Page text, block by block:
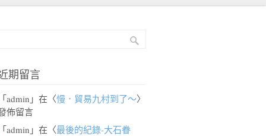
期留言
admin 」在〈慢．貿易九村到了～〉
佈留言
admin 」在〈最後的紀錄-大石眷